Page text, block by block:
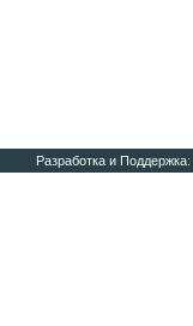
Разработка и Поддержка: